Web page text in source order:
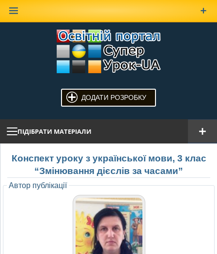
ДОДАТИ РОЗРОБКУ
ПІДІБРАТИ МАТЕРІАЛИ
Конспект уроку з української мови, 3 клас
“Змінювання дієслів за часами”
Автор публікації